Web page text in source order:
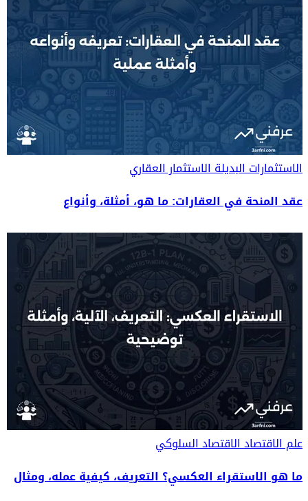
الاستثمارات البديلةالاستثمار العقاري
عقد المنحة في العقارات: ما هو، أمثلة، وأنواع
علم الاقتصادالاقتصاد السلوكي
ما هو الاستقراء العكسي؟ التعريف، كيفية عمله، ومثال